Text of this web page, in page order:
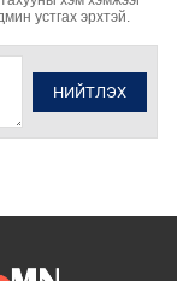
устгах эрхтэй.
НИЙТЛЭХ